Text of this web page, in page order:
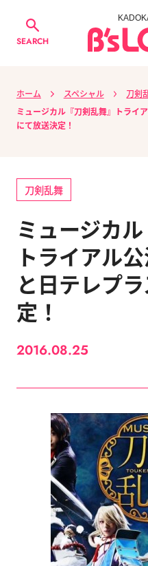
SEARCH
ホーム スペシャル
刀剣
ミュージカル『刀剣乱舞』トライ
にて放送決定！
刀剣乱舞
ミュージカル
トライアル
と日テレプ
定！
2016.08.25